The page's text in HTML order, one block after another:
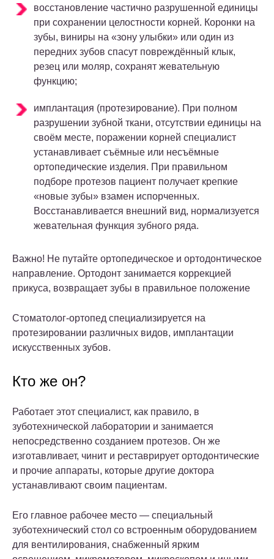
восстановление частично разрушенной единицы
при сохранении целостности корней. Коронки на
зубы, виниры на «зону улыбки» или один из
передних зубов спасут повреждённый клык,
резец или моляр, сохранят жевательную
функцию;
имплантация (протезирование). При полном
разрушении зубной ткани, отсутствии единицы на
своём месте, поражении корней специалист
устанавливает съёмные или несъёмные
ортопедические изделия. При правильном
подборе протезов пациент получает крепкие
«новые зубы» взамен испорченных.
Восстанавливается внешний вид, нормализуется
жевательная функция зубного ряда.
Важно! Не путайте ортопедическое и ортодонтическое
направление. Ортодонт занимается коррекцией
прикуса, возвращает зубы в правильное положение
Стоматолог-ортопед специализируется на
протезировании различных видов, имплантации
искусственных зубов.
Кто же он?
Работает этот специалист, как правило, в
зуботехнической лаборатории и занимается
непосредственно созданием протезов. Он же
изготавливает, чинит и реставрирует ортодонтические
и прочие аппараты, которые другие доктора
устанавливают своим пациентам.
Его главное рабочее место — специальный
зуботехнический стол со встроенным оборудованием
для вентилирования, снабженный ярким